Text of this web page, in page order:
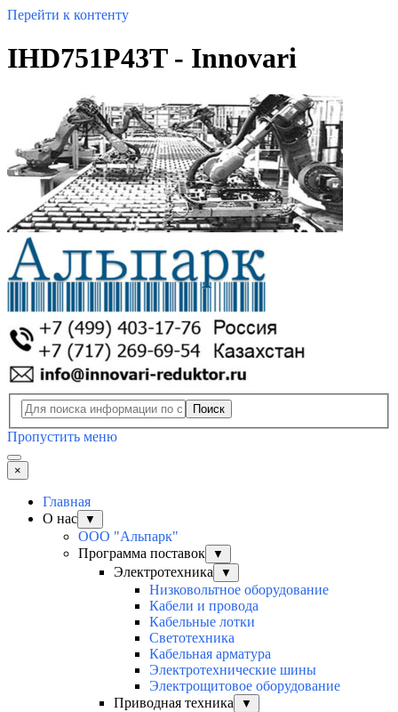
Перейти к контенту
IHD751P43T - Innovari
Поиск
Пропустить меню
×
Главная
О нас
▼
ООО "Альпарк"
Программа поставок
▼
Электротехника ▼
Низковольтное оборудование
Кабели и провода
Кабельные лотки
Светотехника
Кабельная арматура
Электротехнические шины
Электрощитовое оборудование
Приводная техника
▼